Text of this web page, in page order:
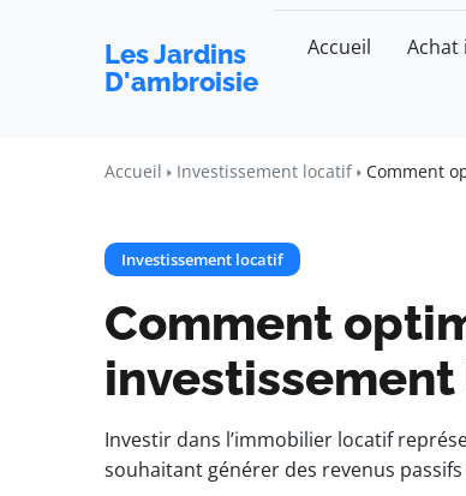
Les Jardins
D'ambroisie
Accueil
Accueil Investissement locatif Comment
Investissement locatif
Comment
Investir dans l’immobilier locatif
souhaitant générer des revenus